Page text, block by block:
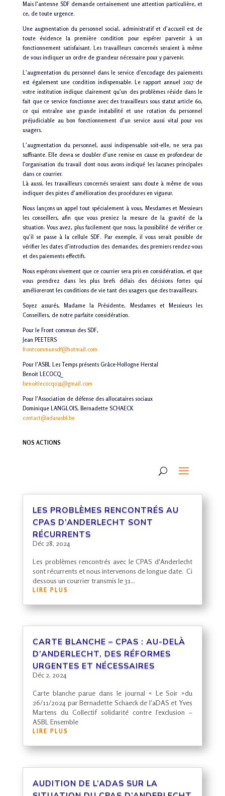
Mais l’antenne SDF demande certainement une attention particulière, et
ce, de toute urgence.
Une augmentation du personnel social, administratif et d’accueil est de
toute évidence la première condition pour espérer parvenir à un
fonctionnement satisfaisant. Les travailleurs concernés seraient à même
de vous indiquer un ordre de grandeur nécessaire pour y parvenir.
L’augmentation du personnel dans le service d’encodage des paiements
est également une condition indispensable. Le rapport annuel 2017 de
votre institution indique clairement qu’un des problèmes réside dans le
fait que ce service fonctionne avec des travailleurs sous statut article 60,
ce qui entraîne une grande instabilité et une rotation du personnel
préjudiciable au bon fonctionnement d’un service aussi vital pour vos
usagers.
L’augmentation du personnel, aussi indispensable soit-elle, ne sera pas
suffisante. Elle devra se doubler d’une remise en cause en profondeur de
l’organisation du travail dont nous avons indiqué les lacunes principales
dans ce courrier.
Là aussi, les travailleurs concernés seraient sans doute à même de vous
indiquer des pistes d’amélioration des procédures en vigueur.
Nous lançons un appel tout spécialement à vous, Mesdames et Messieurs
les conseillers, afin que vous preniez la mesure de la gravité de la
situation. Vous avez, plus facilement que nous, la possibilité de vérifier ce
qu’il se passe à la cellule SDF. Par exemple, il vous serait possible de
vérifier les dates d’introduction des demandes, des premiers rendez-vous
et des paiements effectifs.
Nous espérons vivement que ce courrier sera pris en considération, et que
vous prendrez dans les plus brefs délais des décisions fortes qui
amélioreront les conditions de vie tant des usagers que des travailleurs.
Soyez assurés, Madame la Présidente, Mesdames et Messieurs les
Conseillers, de notre parfaite considération.
Pour le Front commun des SDF,
Jean PEETERS
frontcommunsdf@hotmail.com
Pour l’ASBL Les Temps présents Grâce-Hollogne Herstal
Benoit LECOCQ
benoitlecocq074@gmail.com
Pour l’Association de défense des allocataires sociaux
Dominique LANGLOIS, Bernadette SCHAECK
contact@adasasbl.be
NOS ACTIONS
LES PROBLÈMES RENCONTRÉS AU
CPAS D’ANDERLECHT SONT
RÉCURRENTS
Déc 28, 2024
Les problèmes rencontrés avec le CPAS d'Anderlecht
sont récurrents et nous intervenons de longue date. Ci
dessous un courrier transmis le 31...
LIRE PLUS
CARTE BLANCHE – CPAS : AU-DELÀ
D’ANDERLECHT, DES RÉFORMES
URGENTES ET NÉCESSAIRES
Déc 2, 2024
Carte blanche parue dans le journal « Le Soir »du
26/11/2024 par Bernadette Schaeck de l’aDAS et Yves
Martens du Collectif solidarité contre l’exclusion –
ASBL Ensemble
LIRE PLUS
AUDITION DE L’ADAS SUR LA